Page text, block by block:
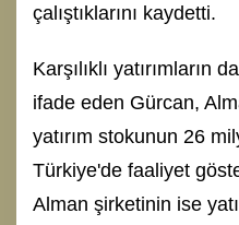
çalıştıklarını kaydetti.
Karşılıklı yatırımların
ifade eden Gürcan,
yatırım stokunun 26
Türkiye'de faaliyet
Alman şirketinin ise